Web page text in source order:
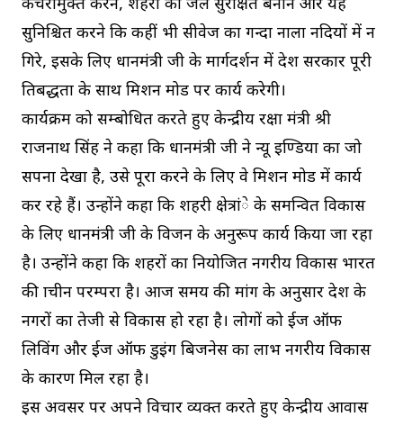
कचरामुक्त करने, शहरों को जल सुरक्षित बनाने और यह
सुनिश्चित करने कि कहीं भी सीवेज का गन्दा नाला नदियों में न
गिरे, इसके लिए प्रधानमंत्री जी के मार्गदर्शन में प्रदेश सरकार पूरी
प्रतिबद्धता के साथ मिशन मोड पर कार्य करेगी।
कार्यक्रम को सम्बोधित करते हुए केन्द्रीय रक्षा मंत्री श्री
राजनाथ सिंह ने कहा कि प्रधानमंत्री जी ने न्यू इण्डिया का जो
सपना देखा है, उसे पूरा करने के लिए वे मिशन मोड में कार्य
कर रहे हैं। उन्होंने कहा कि शहरी क्षेत्रांे के समन्वित विकास
के लिए प्रधानमंत्री जी के विजन के अनुरूप कार्य किया जा रहा
है। उन्होंने कहा कि शहरों का नियोजित नगरीय विकास भारत
की प्राचीन परम्परा है। आज समय की मांग के अनुसार देश के
नगरों का तेजी से विकास हो रहा है। लोगों को ईज ऑफ
लिविंग और ईज ऑफ डुइंग बिजनेस का लाभ नगरीय विकास
के कारण मिल रहा है।
इस अवसर पर अपने विचार व्यक्त करते हुए केन्द्रीय आवास